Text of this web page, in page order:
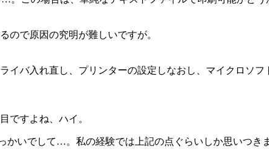
ので原因の究明が難しいですが。
バ入れ直し、プリンターの設定しなおし、マイクロソフ
ですよね、ハイ。
いでして…。私の経験では上記の点ぐらいしか思いつき